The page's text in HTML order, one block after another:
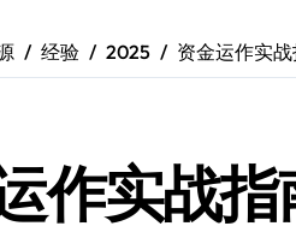
经验 2025 资金运作实
作实战